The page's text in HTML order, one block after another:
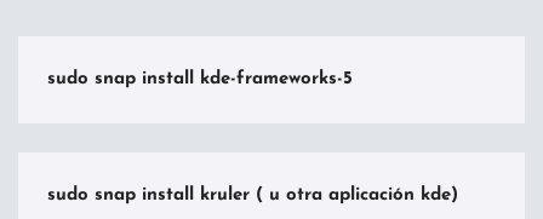
sudo snap install kde-frameworks-5
sudo snap install kruler ( u otra aplicación kde)